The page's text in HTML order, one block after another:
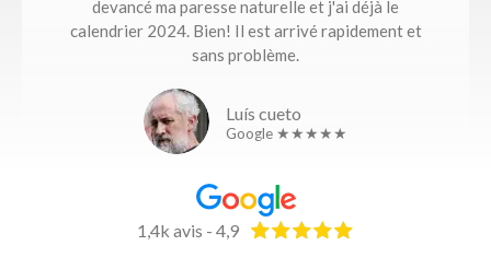
devancé ma paresse naturelle et j'ai déjà le
calendrier 2024. Bien! Il est arrivé rapidement et
sans problème.
Luís cueto
Google ★★★★★
1,4k avis - 4,9